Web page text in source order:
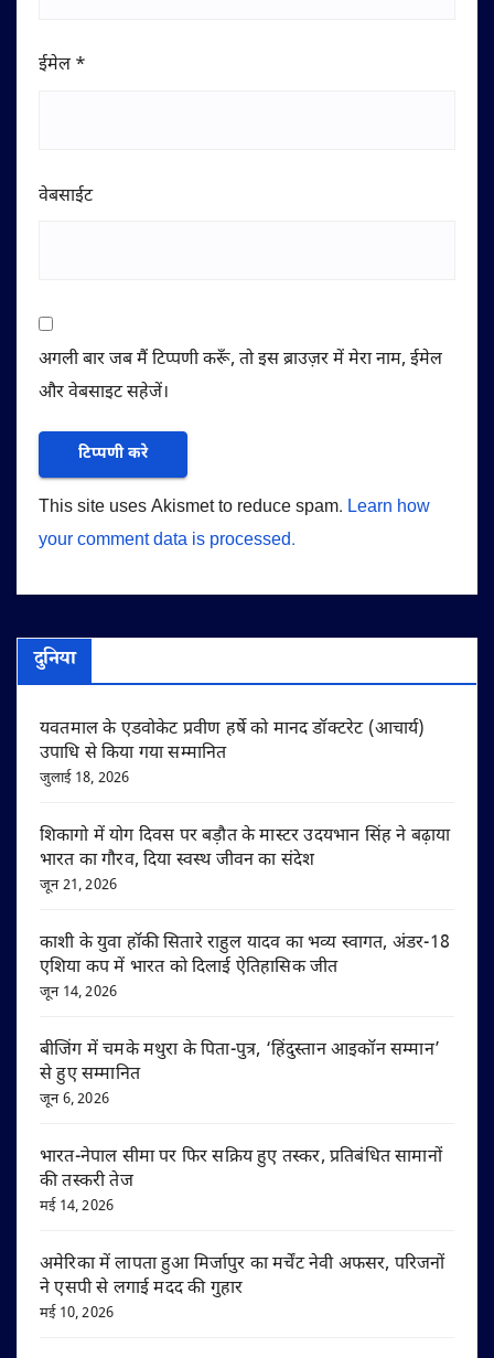
ईमेल *
वेबसाईट
अगली बार जब मैं टिप्पणी करूँ, तो इस ब्राउज़र में मेरा नाम, ईमेल
और वेबसाइट सहेजें।
This site uses Akismet to reduce spam. Learn how
your comment data is processed.
दुनिया
यवतमाल के एडवोकेट प्रवीण हर्षे को मानद डॉक्टरेट (आचार्य)
उपाधि से किया गया सम्मानित
जुलाई 18, 2026
शिकागो में योग दिवस पर बड़ौत के मास्टर उदयभान सिंह ने बढ़ाया
भारत का गौरव, दिया स्वस्थ जीवन का संदेश
जून 21, 2026
काशी के युवा हॉकी सितारे राहुल यादव का भव्य स्वागत, अंडर-18
एशिया कप में भारत को दिलाई ऐतिहासिक जीत
जून 14, 2026
बीजिंग में चमके मथुरा के पिता-पुत्र, ‘हिंदुस्तान आइकॉन सम्मान’
से हुए सम्मानित
जून 6, 2026
भारत-नेपाल सीमा पर फिर सक्रिय हुए तस्कर, प्रतिबंधित सामानों
की तस्करी तेज
मई 14, 2026
अमेरिका में लापता हुआ मिर्जापुर का मर्चेंट नेवी अफसर, परिजनों
ने एसपी से लगाई मदद की गुहार
मई 10, 2026